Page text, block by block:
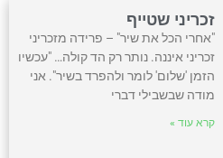
זכריני שטייף
"אחרי הכל את שיר" – פרידה מזכריני
זכריני איננה. נותר רק הד קולה… "עכשיו
הזמן 'שלום' לומר ולהפרד בשיר". אני
מודה שבשבילי דברי
קרא עוד »